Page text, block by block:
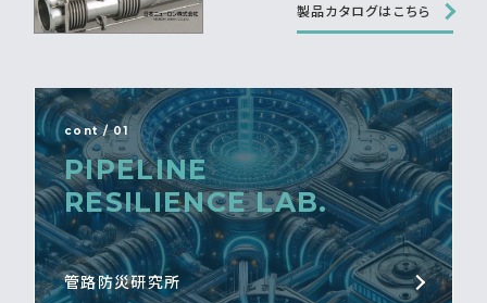
製品カタログはこちら
cont / 01
PIPELINE
RESILIENCE LAB.
管路防災研究所